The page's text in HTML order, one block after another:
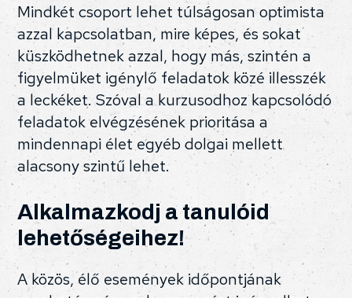
Mindkét csoport lehet túlságosan optimista
azzal kapcsolatban, mire képes, és sokat
küszködhetnek azzal, hogy más, szintén a
figyelmüket igénylő feladatok közé illesszék
a leckéket. Szóval a kurzusodhoz kapcsolódó
feladatok elvégzésének prioritása a
mindennapi élet egyéb dolgai mellett
alacsony szintű lehet.
Alkalmazkodj a tanulóid
lehetőségeihez!
A közös, élő események időpontjának